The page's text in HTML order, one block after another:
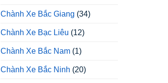
Chành Xe Bắc Giang (34)
Chành Xe Bạc Liêu (12)
Chành Xe Bắc Nam (1)
Chành Xe Bắc Ninh (20)